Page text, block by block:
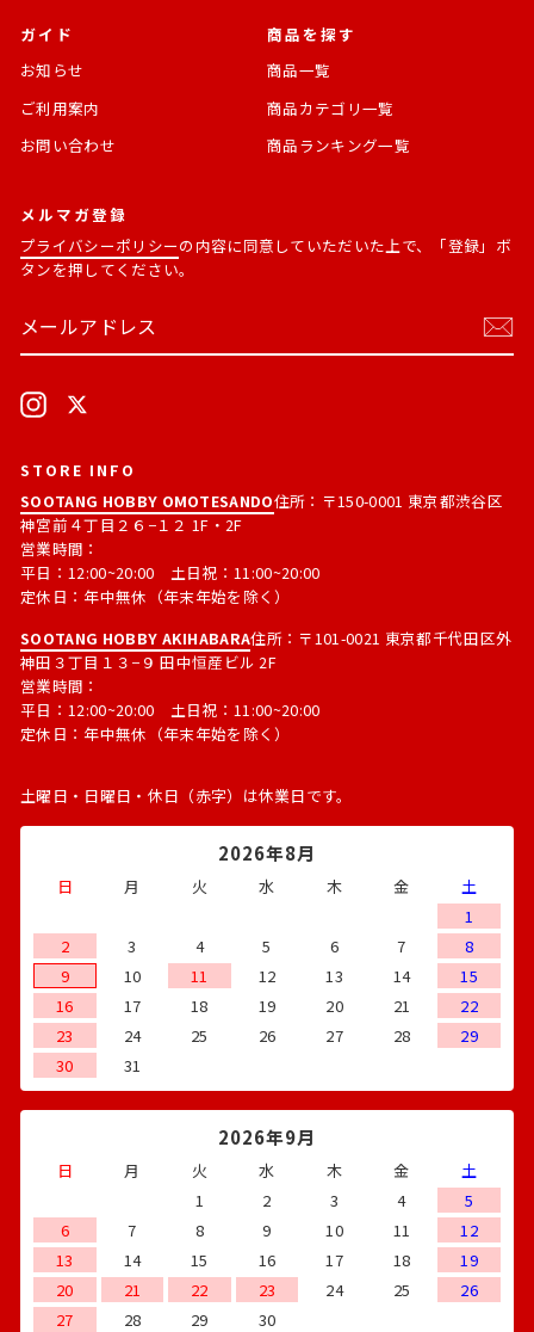
ガイド
お知らせ
ご利用案内
お問い合わせ
商品を探す
商品一覧
商品カテゴリ一覧
商品ランキング一覧
メルマガ登録
プライバシーポリシーの内容に同意していただいた上で、「登録」ボ
タンを押してください。
ー
レ
ス
読
Instagram
STORE INFO
SOOTANG HOBBY OMOTESANDO住所：〒150-0001 東京都渋谷区
神宮前４丁目２６−１２ 1F・2F
営業時間：
平日：12:00~20:00 土日祝：11:00~20:00
定休日：年中無休（年末年始を除く）
SOOTANG HOBBY AKIHABARA住所：〒101-0021 東京都千代田区外
神田３丁目１３−９ 田中恒産ビル 2F
営業時間：
平日：12:00~20:00 土日祝：11:00~20:00
定休日：年中無休（年末年始を除く）
土曜日・日曜日・休日（赤字）は休業日です。
2026年8月
日 月 火 水 木 金
土
1
2
3 4 5 6 7
8
9
10 11 12 13 14
15
16
17 18 19 20 21
22
23
24 25 26 27 28
29
30
31
2026年9月
日 月 火 水 木 金
土
1
2 3 4
5
6
7 8 9 10 11
12
13
14 15 16 17 18
19
20
21 22 23 24 25
26
27
28 29 30